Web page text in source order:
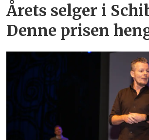
Årets selger i
Denne prisen